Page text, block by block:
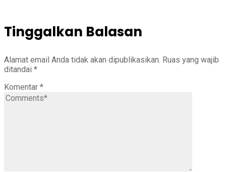
Tinggalkan Balasan
Alamat email Anda tidak akan dipublikasikan. Ruas yang wajib
ditandai *
Komentar *